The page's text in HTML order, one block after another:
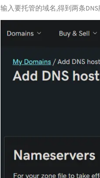
输入要托管的域名,得到两条